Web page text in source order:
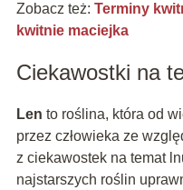
Zobacz też: Terminy
kwitnie maciejka
Ciekawostki na
Len to roślina, która od
przez człowieka ze
z ciekawostek na temat
najstarszych roślin